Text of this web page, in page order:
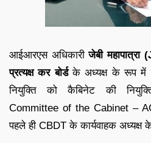
आईआरएस अधिकारीजेबी
प्रत्यक्ष कर बोर्डके अध्यक्ष के रूप में
नियुक्ति को कैबिनेट की
Committee of the Cabinet –
पहले ही CBDT के कार्यवाहक